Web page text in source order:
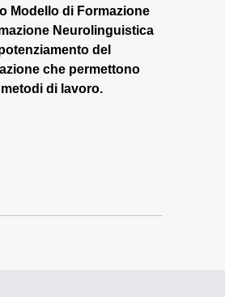
Modello di Formazione
Neurolinguistica
del
che permettono
di lavoro.